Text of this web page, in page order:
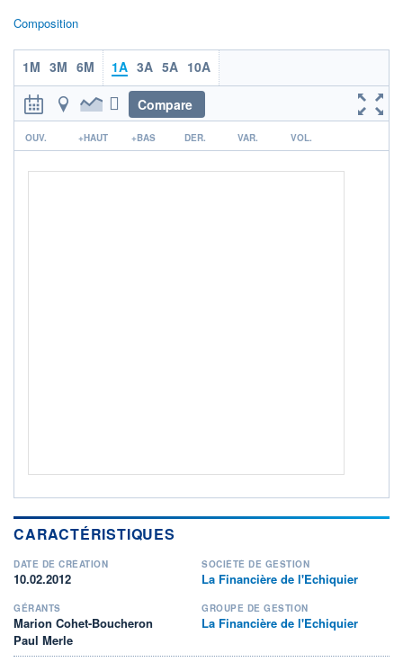
CTO BUSINESS
Non éligible Boursobank
ACTIF NET (EUR)
1 249M / 31.07.26
NOTATION MORNINGSTAR ⁽¹⁾
RISQUE DU FONDS (SRI)
Composition
1M 3M 6M 1A 3A 5A 10A
Compare
r
OUV. +HAUT +BAS DER. VAR. VOL.
CARACTÉRISTIQUES
DATE DE CRÉATION
10.02.2012
SOCIÉTÉ DE GESTION
La Financière de l'Echiquier
GÉRANTS
Marion Cohet-Boucheron
Paul Merle
GROUPE DE GESTION
La Financière de l'Echiquier